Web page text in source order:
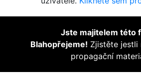
Jste majitelem této
Blahopřejeme! Zjistěte jestli
propagační